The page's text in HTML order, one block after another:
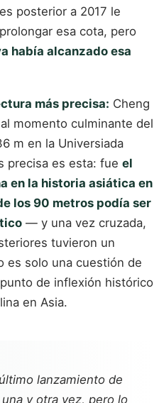
posterior a 2017 le
esa cota, pero
había alcanzado esa
más precisa: Cheng
momento culminante del
m en la Universiada
precisa es esta: fue el
en la historia asiática en
los 90 metros podía ser
— y una vez cruzada,
tuvieron un
es solo una cuestión de
de inflexión histórico
en Asia.
lanzamiento de
y otra vez, pero lo